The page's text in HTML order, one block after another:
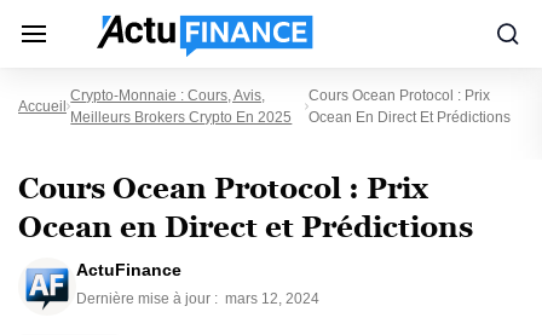
Accueil
Crypto-Monnaie : Cours, Avis,
Meilleurs Brokers Crypto En 2025
Cours Ocean Protocol : Prix
Ocean En Direct Et Prédictions
Cours Ocean Protocol : Prix
Ocean en Direct et Prédictions
ActuFinance
Dernière mise à jour : mars 12, 2024